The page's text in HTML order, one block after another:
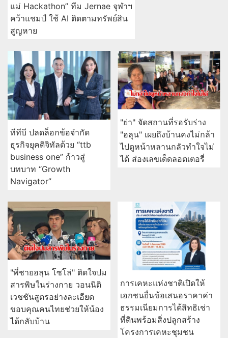
แม่ Hackathon” ทีม Jernae จุฬาฯ
คว้าแชมป์ ใช้ AI ติดตามทรัพย์สิน
สูญหาย
ทีทีบี ปลดล็อกข้อจำกัด
ธุรกิจยุคดิจิทัลด้วย “ttb
business one” ก้าวสู่
บทบาท “Growth
Navigator”
"ย่า" จัดสถานที่รอรับร่าง
"ฮลุน" เผยถึงบ้านคงไม่กล้า
ไปดูหน้าหลานกลัวทำใจไม่
ได้ ส่องเลขเด็ดลอตเตอรี่
"พี่ชายฮลุน โซโล่" ติดใจปม
สารพิษในร่างกาย วอนนิติ
เวชชันสูตรอย่างละเอียด
ขอบคุณคนไทยช่วยให้น้อง
ได้กลับบ้าน
การเคหะแห่งชาติเปิดให้
เอกชนยื่นข้อเสนอราคาค่า
ธรรมเนียมการได้สิทธิเช่า
ที่ดินพร้อมสิ่งปลูกสร้าง
โครงการเคหะชุมชน